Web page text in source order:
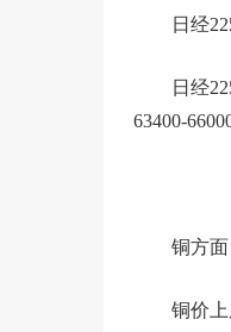
日经
日经
63400-
铜方面
铜价